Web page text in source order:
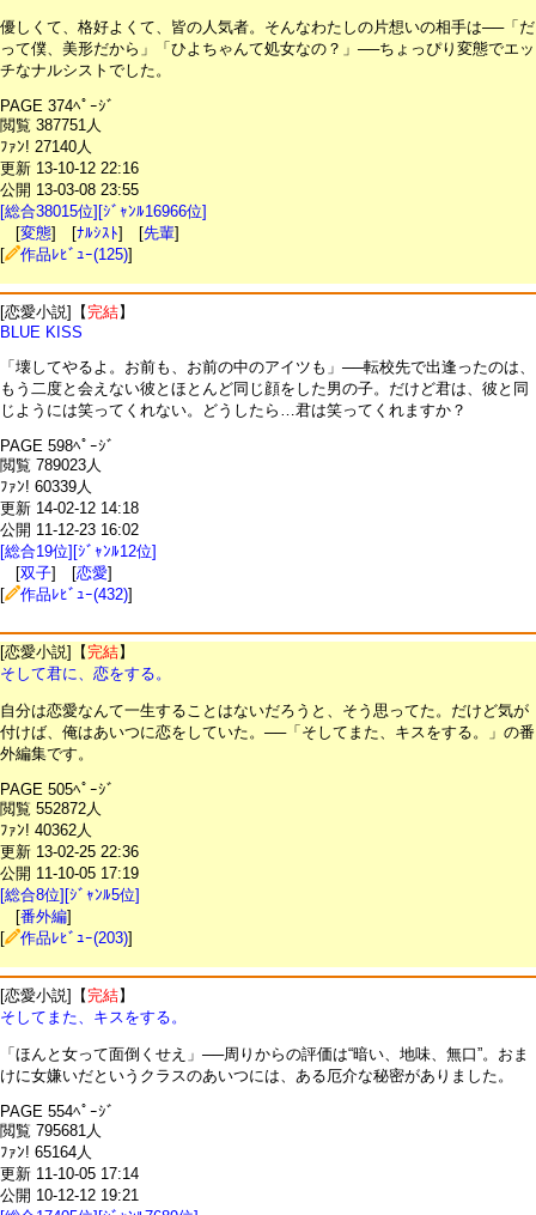
優しくて、格好よくて、皆の人気者。そんなわたしの片想いの相手は──「だ
って僕、美形だから」「ひよちゃんて処女なの？」──ちょっぴり変態でエッ
チなナルシストでした。
PAGE 374ﾍﾟｰｼﾞ
閲覧 387751人
ﾌｧﾝ! 27140人
更新 13-10-12 22:16
公開 13-03-08 23:55
[総合38015位][ｼﾞｬﾝﾙ16966位]
[変態] [ﾅﾙｼｽﾄ] [先輩]
[
作品ﾚﾋﾞｭｰ(125)]
[恋愛小説]【完結】
BLUE KISS
「壊してやるよ。お前も、お前の中のアイツも」──転校先で出逢ったのは、
もう二度と会えない彼とほとんど同じ顔をした男の子。だけど君は、彼と同
じようには笑ってくれない。どうしたら…君は笑ってくれますか？
PAGE 598ﾍﾟｰｼﾞ
閲覧 789023人
ﾌｧﾝ! 60339人
更新 14-02-12 14:18
公開 11-12-23 16:02
[総合19位][ｼﾞｬﾝﾙ12位]
[双子] [恋愛]
[
作品ﾚﾋﾞｭｰ(432)]
[恋愛小説]【完結】
そして君に、恋をする。
自分は恋愛なんて一生することはないだろうと、そう思ってた。だけど気が
付けば、俺はあいつに恋をしていた。──「そしてまた、キスをする。」の番
外編集です。
PAGE 505ﾍﾟｰｼﾞ
閲覧 552872人
ﾌｧﾝ! 40362人
更新 13-02-25 22:36
公開 11-10-05 17:19
[総合8位][ｼﾞｬﾝﾙ5位]
[番外編]
[
作品ﾚﾋﾞｭｰ(203)]
[恋愛小説]【完結】
そしてまた、キスをする。
「ほんと女って面倒くせえ」──周りからの評価は“暗い、地味、無口”。おま
けに女嫌いだというクラスのあいつには、ある厄介な秘密がありました。
PAGE 554ﾍﾟｰｼﾞ
閲覧 795681人
ﾌｧﾝ! 65164人
更新 11-10-05 17:14
公開 10-12-12 19:21